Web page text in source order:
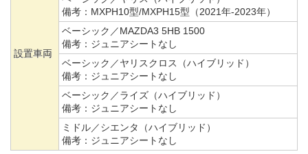
設置車両
備考： MXPH10型/MXPH15型（2021年-2023年）
ベーシック／MAZDA3 5HB 1500
備考： ジュニアシートなし
ベーシック／ヤリスクロス（ハイブリッド）
備考： ジュニアシートなし
ベーシック／ライズ（ハイブリッド）
備考： ジュニアシートなし
ミドル／シエンタ（ハイブリッド）
備考： ジュニアシートなし